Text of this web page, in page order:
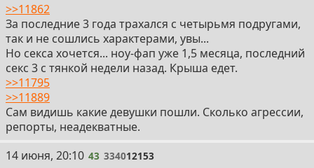
>>11862
За последние 3 года трахался с четырьмя подругами,
так и не сошлись характерами, увы...
Но секса хочется... ноу-фап уже 1,5 месяца, последний
секс 3 с тянкой недели назад. Крыша едет.
>>11795
>>11889
Сам видишь какие девушки пошли. Сколько агрессии,
репорты, неадекватные.
43
14 июня, 20:10 43 334012153